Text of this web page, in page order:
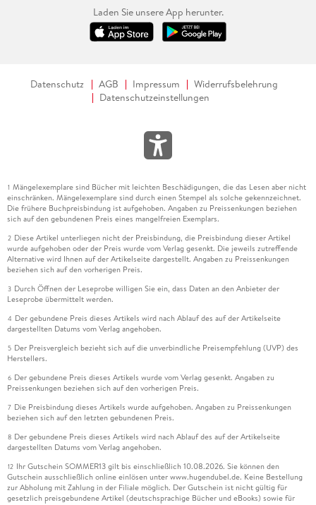
Laden Sie unsere App herunter.
Datenschutz AGB Impressum
Widerrufsbelehrung
Datenschutzeinstellungen
1 Mängelexemplare sind Bücher mit leichten Beschädigungen, die das Lesen aber nicht
einschränken. Mängelexemplare sind durch einen Stempel als solche gekennzeichnet.
Die frühere Buchpreisbindung ist aufgehoben. Angaben zu Preissenkungen beziehen
sich auf den gebundenen Preis eines mangelfreien Exemplars.
2 Diese Artikel unterliegen nicht der Preisbindung, die Preisbindung dieser Artikel
wurde aufgehoben oder der Preis wurde vom Verlag gesenkt. Die jeweils zutreffende
Alternative wird Ihnen auf der Artikelseite dargestellt. Angaben zu Preissenkungen
beziehen sich auf den vorherigen Preis.
3 Durch Öffnen der Leseprobe willigen Sie ein, dass Daten an den Anbieter der
Leseprobe übermittelt werden.
4 Der gebundene Preis dieses Artikels wird nach Ablauf des auf der Artikelseite
dargestellten Datums vom Verlag angehoben.
5 Der Preisvergleich bezieht sich auf die unverbindliche Preisempfehlung (UVP) des
Herstellers.
6 Der gebundene Preis dieses Artikels wurde vom Verlag gesenkt. Angaben zu
Preissenkungen beziehen sich auf den vorherigen Preis.
7 Die Preisbindung dieses Artikels wurde aufgehoben. Angaben zu Preissenkungen
beziehen sich auf den letzten gebundenen Preis.
8 Der gebundene Preis dieses Artikels wird nach Ablauf des auf der Artikelseite
dargestellten Datums vom Verlag angehoben.
12 Ihr Gutschein SOMMER13 gilt bis einschließlich 10.08.2026. Sie können den
Gutschein ausschließlich online einlösen unter www.hugendubel.de. Keine Bestellung
zur Abholung mit Zahlung in der Filiale möglich. Der Gutschein ist nicht gültig für
gesetzlich preisgebundene Artikel (deutschsprachige Bücher und eBooks) sowie für